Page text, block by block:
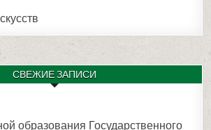
СВЕЖИЕ ЗАПИСИ
образования Государственного